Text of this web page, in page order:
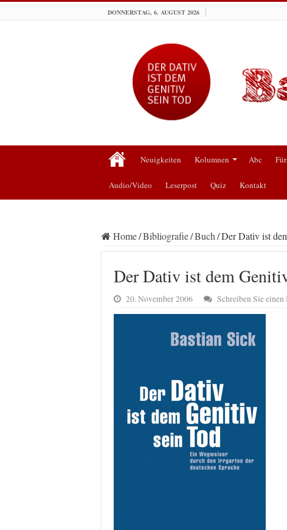
DONNERSTAG, 6. AUGUST 2026
Neuigkeiten Kolumnen Abc
Audio/Video Leserpost Quiz Kontakt
Home/Bibliografie/Buch/Der Dativ ist
Der Dativ ist dem
20. November 2006 Schreiben Sie